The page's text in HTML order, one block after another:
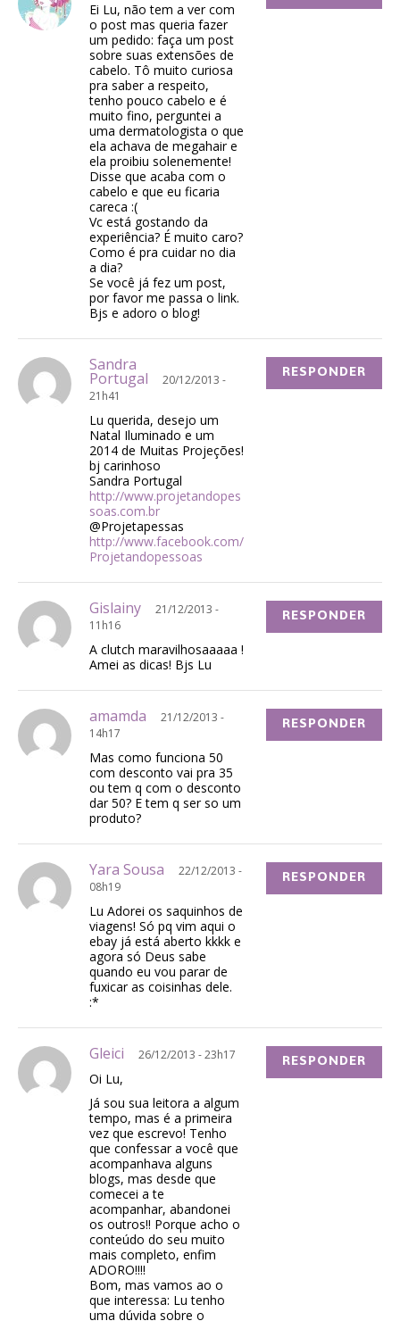
Ei Lu, não tem a ver com
o post mas queria fazer
um pedido: faça um post
sobre suas extensões de
cabelo. Tô muito curiosa
pra saber a respeito,
tenho pouco cabelo e é
muito fino, perguntei a
uma dermatologista o que
ela achava de megahair e
ela proibiu solenemente!
Disse que acaba com o
cabelo e que eu ficaria
careca :(
Vc está gostando da
experiência? É muito caro?
Como é pra cuidar no dia
a dia?
Se você já fez um post,
por favor me passa o link.
Bjs e adoro o blog!
Sandra
Portugal
20/12/2013 -
21h41
Lu querida, desejo um
Natal Iluminado e um
2014 de Muitas Projeções!
bj carinhoso
Sandra Portugal
http://www.projetandopes
soas.com.br
@Projetapessas
http://www.facebook.com/
Projetandopessoas
RESPONDER
Gislainy
21/12/2013 -
11h16
A clutch maravilhosaaaaa !
Amei as dicas! Bjs Lu
RESPONDER
amamda
21/12/2013 -
14h17
Mas como funciona 50
com desconto vai pra 35
ou tem q com o desconto
dar 50? E tem q ser so um
produto?
RESPONDER
Yara Sousa
22/12/2013 -
08h19
Lu Adorei os saquinhos de
viagens! Só pq vim aqui o
ebay já está aberto kkkk e
agora só Deus sabe
quando eu vou parar de
fuxicar as coisinhas dele.
:*
RESPONDER
Gleici 26/12/2013 - 23h17
Oi Lu,
Já sou sua leitora a algum
tempo, mas é a primeira
vez que escrevo! Tenho
que confessar a você que
acompanhava alguns
blogs, mas desde que
comecei a te
acompanhar, abandonei
os outros!! Porque acho o
conteúdo do seu muito
mais completo, enfim
ADORO!!!!
Bom, mas vamos ao o
que interessa: Lu tenho
uma dúvida sobre o
RESPONDER